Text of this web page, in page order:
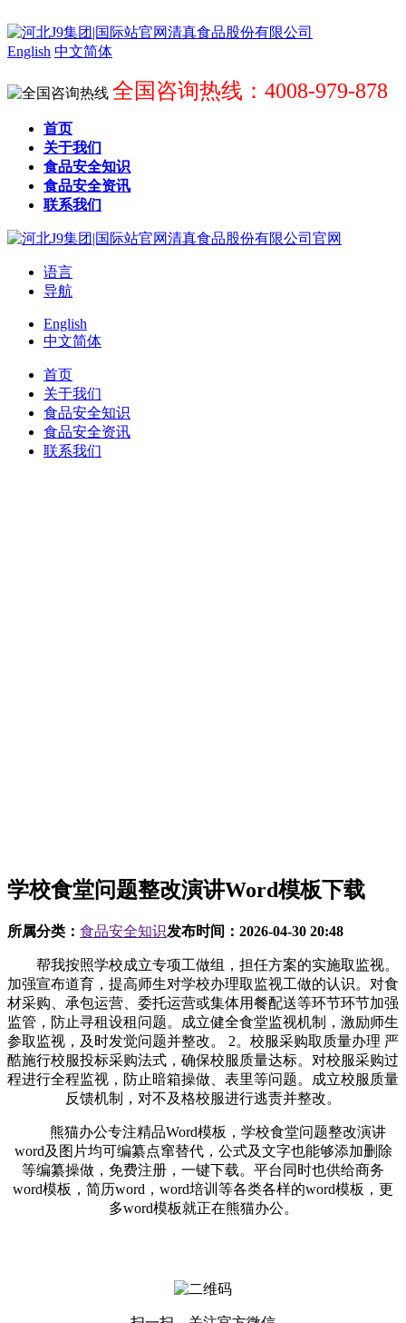
English 中文简体
全国咨询热线：4008-979-878
首页
关于我们
食品安全知识
食品安全资讯
联系我们
语言
导航
English
中文简体
首页
关于我们
食品安全知识
食品安全资讯
联系我们
学校食堂问题整改演讲Word模板下载
所属分类： 食品安全知识发布时间： 2026-04-30 20:48
帮我按照学校成立专项工做组，担任方案的实施取监视。
加强宣布道育，提高师生对学校办理取监视工做的认识。对食
材采购、承包运营、委托运营或集体用餐配送等环节环节加强
监管，防止寻租设租问题。成立健全食堂监视机制，激励师生
参取监视，及时发觉问题并整改。 2。校服采购取质量办理 严
酷施行校服投标采购法式，确保校服质量达标。对校服采购过
程进行全程监视，防止暗箱操做、表里等问题。成立校服质量
反馈机制，对不及格校服进行逃责并整改。
熊猫办公专注精品Word模板，学校食堂问题整改演讲
word及图片均可编纂点窜替代，公式及文字也能够添加删除
等编纂操做，免费注册，一键下载。平台同时也供给商务
word模板，简历word，word培训等各类各样的word模板，更
多word模板就正在熊猫办公。